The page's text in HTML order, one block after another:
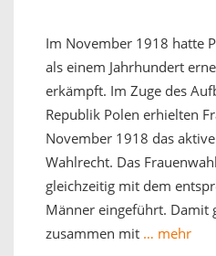
Im November 1918 hatte
als einem Jahrhundert
erkämpft. Im Zuge des
Republik Polen erhielten
November 1918 das
Wahlrecht. Das
gleichzeitig mit dem
Männer eingeführt. Damit
zusammen mit … mehr